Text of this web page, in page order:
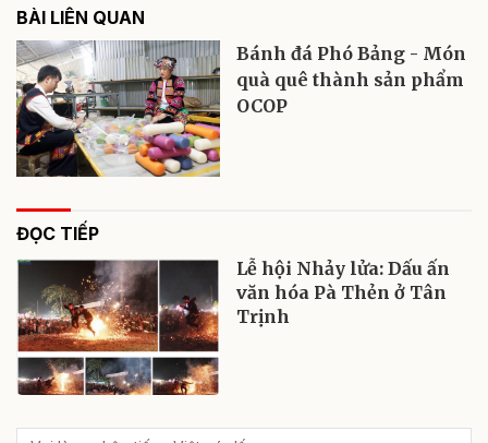
BÀI LIÊN QUAN
Bánh đá Phó Bảng - Món
quà quê thành sản phẩm
OCOP
ĐỌC TIẾP
Lễ hội Nhảy lửa: Dấu ấn
văn hóa Pà Thẻn ở Tân
Trịnh